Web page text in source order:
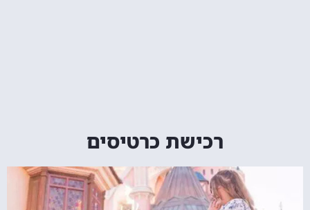
רכישת כרטיסים